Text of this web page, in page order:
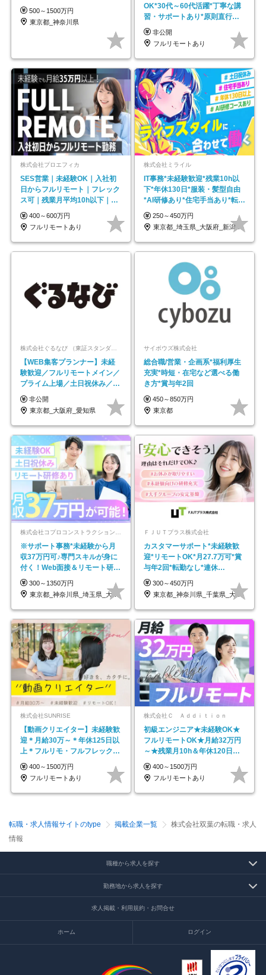
500～1500万円
東京都_神奈川県
OK*30代～60代活躍*丁寧な講
習・サポートあり*原則直行直
帰／全国募集・業務委託
非公開
フルリモートあり
株式会社プロエフィカ
SES営業｜未経験OK｜入社初
日からフルリモート｜フレック
ス可｜残業月平均10h以下｜事
業立ち上げメンバー
400～600万円
フルリモートあり
株式会社ミライル
IT事務*未経験歓迎*残業10h以
下*年休130日*服装・髪型自由
*AI研修あり*住宅手当あり*転勤
なし
250～450万円
東京都_埼玉県_大阪府_新潟県_福岡県
株式会社ぐるなび （東証スタンダード上場）
【WEB集客プランナー】未経
験歓迎／フルリモートメイン／
プライム上場／土日祝休み／東
京・大阪・名古屋
非公開
東京都_大阪府_愛知県
サイボウズ株式会社
総合職/営業・企画系*福利厚生
充実*時短・在宅など選べる働
き方*賞与年2回
450～850万円
東京都
※サポート事務*未経験から月
収37万円可♪専門スキルが身に
付く！Web面接＆リモート研修
も充実♪/a
300～1350万円
東京都_神奈川県_埼玉県_大阪府_愛知県…
ＦＪＵＴプラス株式会社
カスタマーサポート*未経験歓
迎*リモートOK*月27.7万可*賞
与年2回*転勤なし*連休
OK/ZE010232
300～450万円
東京都_神奈川県_千葉県_大阪府_愛知県…
株式会社SUNRISE
【動画クリエイター】未経験歓
迎＊月給30万～＊年休125日以
上＊フルリモ・フルフレックス
◆10名の採用が決定◆
400～1500万円
フルリモートあり
株式会社Ｃ Ａｄｄｉｔｉｏｎ
初級エンジニア★未経験OK★
フルリモートOK★月給32万円
～★残業月10h＆年休120日以
上★副業可
400～1500万円
フルリモートあり
転職・求人情報サイトのtype 掲載企業一覧
株式会社双葉の転職・求人
情報
職種から求人を探す
勤務地から求人を探す
求人掲載・利用規約・お問合せ
ホーム ログイン